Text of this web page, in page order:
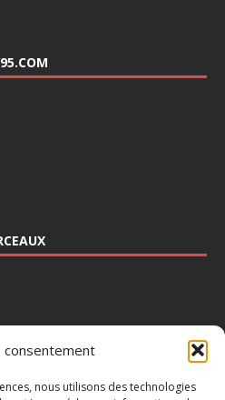
consentement
nous utilisons des technologies